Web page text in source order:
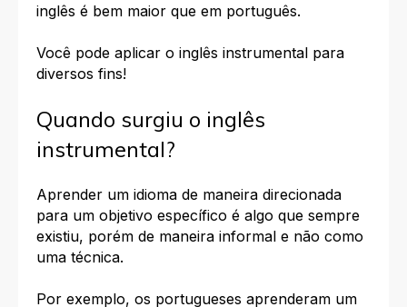
inglês é bem maior que em português.
Você pode aplicar o inglês instrumental para
diversos fins!
Quando surgiu o inglês
instrumental?
Aprender um idioma de maneira direcionada
para um objetivo específico é algo que sempre
existiu, porém de maneira informal e não como
uma técnica.
Por exemplo, os portugueses aprenderam um